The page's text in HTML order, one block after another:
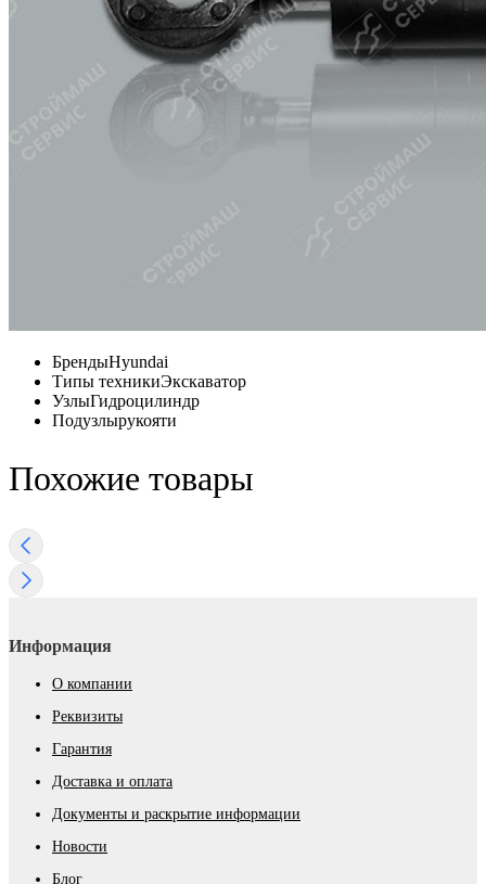
БрендыHyundai
Типы техникиЭкскаватор
УзлыГидроцилиндр
Подузлырукояти
Похожие товары
Информация
О компании
Реквизиты
Гарантия
Доставка и оплата
Документы и раскрытие информации
Новости
Блог